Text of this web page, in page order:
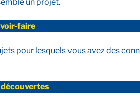
faire
pour lesquels vous avez des